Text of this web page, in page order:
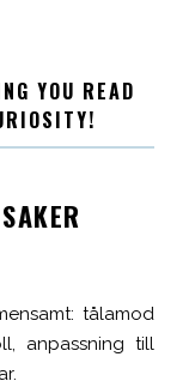
YOU READ
tålamod
anpassning till